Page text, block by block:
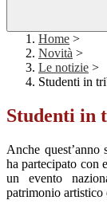
Home >
Novità >
Le notizie >
Studenti in
Studenti in
Anche
ha partecipato con
un evento
patrimonio artistico